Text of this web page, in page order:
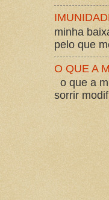
minha
pelo que
O QUE A
o que a
sorrir